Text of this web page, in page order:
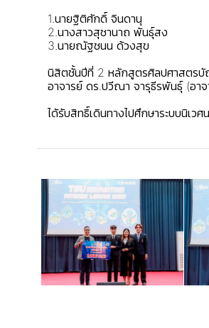
1.นายฐิติศักดิ์ จินดานุ
2.นางสาวสุชานาถ พันธุ์สง
3.นายณัฐชนน ด้วงสุข
นิสิตชั้นปีที่ 2 หลักสูตรศิลปศาสตร
อาจารย์ ดร.ปวีณา จารุธีรพันธุ์ (อาจ
ได้รับสิทธิ์เดินทางไปศึกษาระบบนิเ